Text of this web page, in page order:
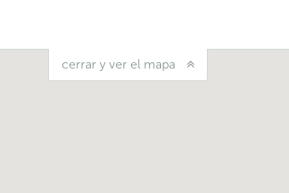
cerrar y ver el mapa